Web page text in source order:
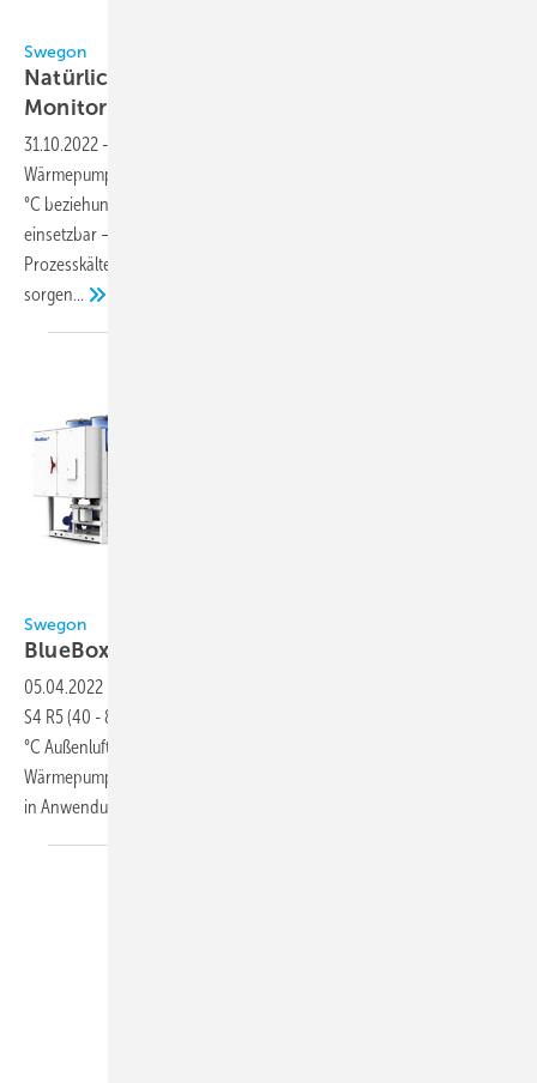
Swegon
Natürliche Kältemittel, Energieeffizienz und
Monitoring
31.10.2022 -
Wärmepumpe/Kältemaschine BlueBox Titan Sky liefert Wärme bis 63
°C beziehungsweise Kälte bis -15 °C. Damit ist das Gerät vielseitig
einsetzbar – ob zur Sanierung, Brauchwassererwärmung oder
Prozesskältebereitstellung. Für einen hohen Wirkungsgrad
sorgen...
Swegon
BlueBox Omicron
05.04.2022
S4 R5 (40 - 800 kW) eignet sich für den Einsatzbereich - 15 °C bis 40
°C Außenlufttemperatur, um separate Kaltwassererzeuger und
Wärmepumpen zu ersetzen und in einer Einheit zu kombinieren Auch
in Anwendungen, die einen besonders kleinen CO